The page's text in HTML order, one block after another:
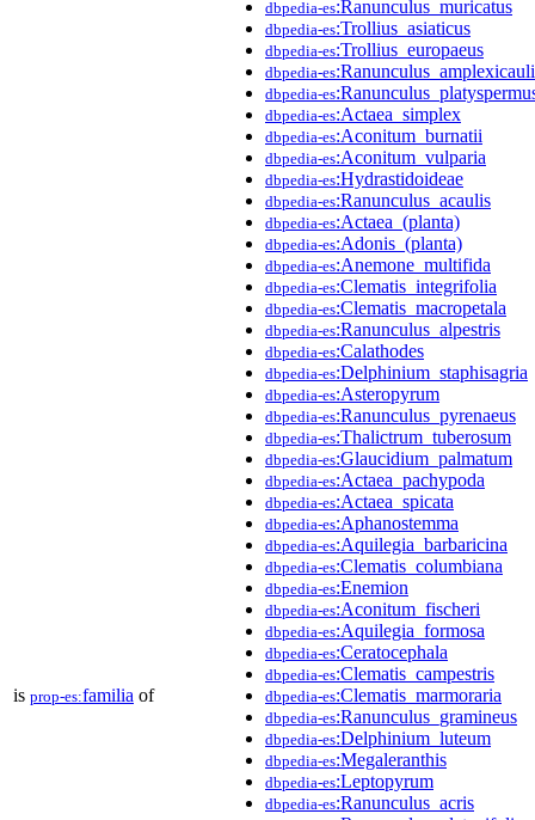
is prop-es:familia of
dbpedia-es:Ranunculus_muricatus
dbpedia-es:Trollius_asiaticus
dbpedia-es:Trollius_europaeus
dbpedia-es
dbpedia-es
dbpedia-es:Actaea_simplex
dbpedia-es:Aconitum_burnatii
dbpedia-es:Aconitum_vulparia
dbpedia-es:Hydrastidoideae
dbpedia-es:Ranunculus_acaulis
dbpedia-es:Actaea_(planta)
dbpedia-es:Adonis_(planta)
dbpedia-es:Anemone_multifida
dbpedia-es:Clematis_integrifolia
dbpedia-es:Clematis_macropetala
dbpedia-es:Ranunculus_alpestris
dbpedia-es:Calathodes
dbpedia-es:Delphinium_staphisagria
dbpedia-es:Asteropyrum
dbpedia-es:Ranunculus_pyrenaeus
dbpedia-es:Thalictrum_tuberosum
dbpedia-es:Glaucidium_palmatum
dbpedia-es:Actaea_pachypoda
dbpedia-es:Actaea_spicata
dbpedia-es:Aphanostemma
dbpedia-es:Aquilegia_barbaricina
dbpedia-es:Clematis_columbiana
dbpedia-es:Enemion
dbpedia-es:Aconitum_fischeri
dbpedia-es:Aquilegia_formosa
dbpedia-es:Ceratocephala
dbpedia-es:Clematis_campestris
dbpedia-es:Clematis_marmoraria
dbpedia-es:Ranunculus_gramineus
dbpedia-es:Delphinium_luteum
dbpedia-es:Megaleranthis
dbpedia-es:Leptopyrum
dbpedia-es:Ranunculus_acris